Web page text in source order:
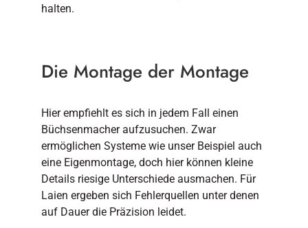
halten.
Die Montage der Montage
Hier empfiehlt es sich in jedem Fall einen
Büchsenmacher aufzusuchen. Zwar
ermöglichen Systeme wie unser Beispiel auch
eine Eigenmontage, doch hier können kleine
Details riesige Unterschiede ausmachen. Für
Laien ergeben sich Fehlerquellen unter denen
auf Dauer die Präzision leidet.